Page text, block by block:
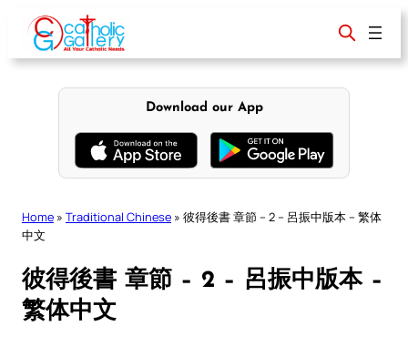
content
Download our App
Home » Traditional Chinese » 彼得後書 章節 – 2 – 呂振中版本 – 繁体
中文
彼得後書 章節 – 2 – 呂振中版本 –
繁体中文